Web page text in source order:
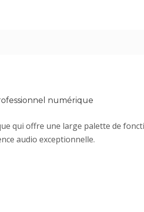
numérique
qui offre une large palette de
audio exceptionnelle.